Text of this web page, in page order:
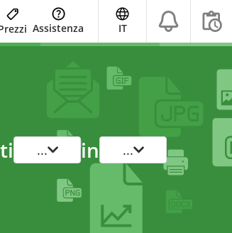
Assistenza IT
... in ...